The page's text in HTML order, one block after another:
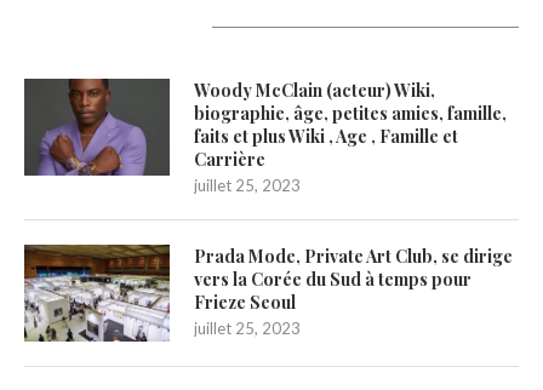
Woody McClain (acteur) Wiki,
biographie, âge, petites amies, famille,
faits et plus Wiki , Age , Famille et
Carrière
juillet 25, 2023
Prada Mode, Private Art Club, se dirige
vers la Corée du Sud à temps pour
Frieze Seoul
juillet 25, 2023